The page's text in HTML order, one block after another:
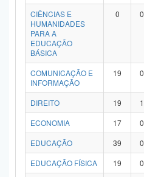
CIÊNCIAS E
HUMANIDADES
PARA A
EDUCAÇÃO
BÁSICA
0 0
COMUNICAÇÃO E
INFORMAÇÃO
19 0
DIREITO 19 1
ECONOMIA
17 0
EDUCAÇÃO
39 0
EDUCAÇÃO FÍSICA
19 0